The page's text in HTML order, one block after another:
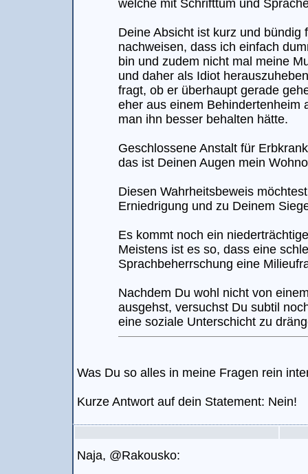
welche mit Schrifttum und
Deine Absicht ist kurz und bündig
nachweisen, dass ich einfach
bin und zudem nicht mal meine
und daher als Idiot
fragt, ob er überhaupt gerade
eher aus einem Behindertenheim
man ihn besser behalten hätte.
Geschlossene Anstalt für
das ist Deinen Augen mein
Diesen Wahrheitsbeweis
Erniedrigung und zu Deinem
Es kommt noch ein
Meistens ist es so, dass eine
Sprachbeherrschung eine
Nachdem Du wohl nicht von
ausgehst, versuchst Du subtil
eine soziale Unterschicht zu
Was Du so alles in meine Fragen rein
Kurze Antwort auf dein Statement: Nein!
Naja, @Rakousko: